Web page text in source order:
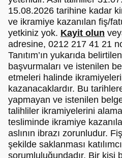
15.08.2026 tarihine kadar
ve ikramiye kazanılan fiş/
yetkiniz yok. Kayit olun
adresine, 0212 217 41 21
Tanıtım’ın yukarıda
başvurmaları ve istenilen
etmeleri halinde
kazanacaklardır. Bu
yapmayan ve istenilen
talihliler ikramiyelerini
tesliminde ikramiye
aslının ibrazı zorunludur.
şekilde saklanması
sorumluluğundadır. Bir kişi